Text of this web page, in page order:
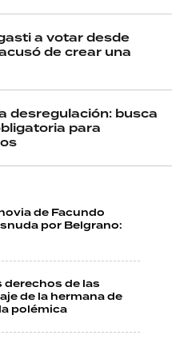
a votar desde
de crear una
desregulación: busca
para
de Facundo
por Belgrano:
derechos de las
de la hermana de
polémica